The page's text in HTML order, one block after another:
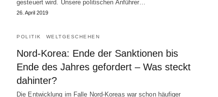
gesteuert wird. Unsere politischen Anführer…
26. April 2019
POLITIK WELTGESCHEHEN
Nord-Korea: Ende der Sanktionen bis
Ende des Jahres gefordert – Was steckt
dahinter?
Die Entwicklung im Falle Nord-Koreas war schon häufiger